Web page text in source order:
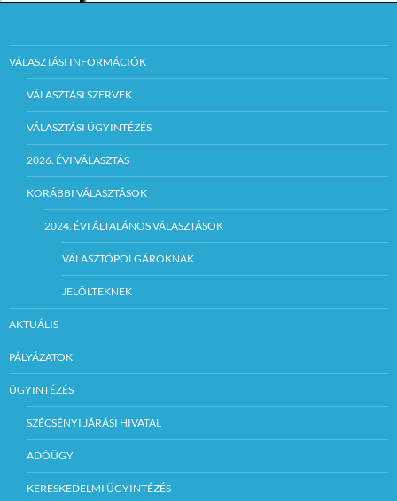
VÁLASZTÁSI INFORMÁCIÓK
VÁLASZTÁSI SZERVEK
VÁLASZTÁSI ÜGYINTÉZÉS
2026. ÉVI VÁLASZTÁS
KORÁBBI VÁLASZTÁSOK
2024. ÉVI ÁLTALÁNOS VÁLASZTÁSOK
VÁLASZTÓPOLGÁROKNAK
JELÖLTEKNEK
AKTUÁLIS
PÁLYÁZATOK
ÜGYINTÉZÉS
SZÉCSÉNYI JÁRÁSI HIVATAL
ADÓÜGY
KERESKEDELMI ÜGYINTÉZÉS